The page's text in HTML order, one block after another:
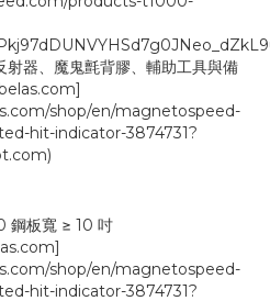
器、魔鬼氈背膠、輔助工具與備
shop/en/magnetospeed-
hit-indicator-3874731?
鋼板寬 ≥ 10 吋
shop/en/magnetospeed-
hit-indicator-3874731?